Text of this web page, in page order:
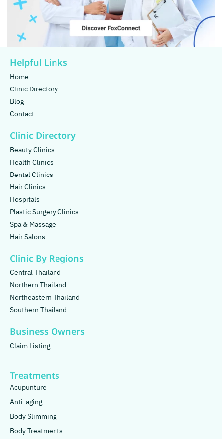
Helpful Links
Home
Clinic Directory
Blog
Contact
Clinic Directory
Beauty Clinics
Health Clinics
Dental Clinics
Hair Clinics
Hospitals
Plastic Surgery Clinics
Spa & Massage
Hair Salons
Clinic By Regions
Central Thailand
Northern Thailand
Northeastern Thailand
Southern Thailand
Business Owners
Claim Listing
Treatments
Acupunture
Anti-aging
Body Slimming
Body Treatments